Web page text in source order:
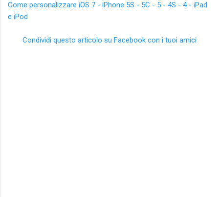
Come personalizzare iOS 7 - iPhone 5S - 5C - 5 - 4S - 4 - iPad
e iPod
Condividi questo articolo su Facebook con i tuoi amici